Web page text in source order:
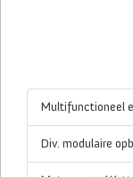
Multifunctioneel
Div. modulaire